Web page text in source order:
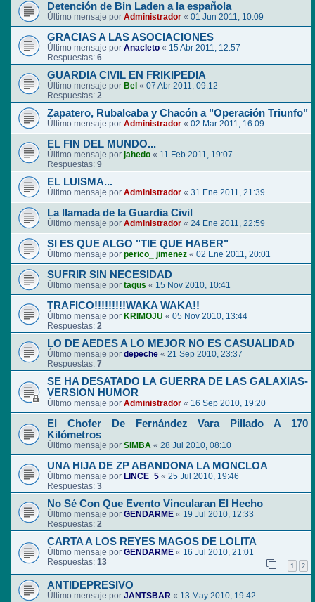
Detención de Bin Laden a la española
Último mensaje por Administrador « 01 Jun 2011, 10:09
GRACIAS A LAS ASOCIACIONES
Último mensaje por Anacleto « 15 Abr 2011, 12:57
Respuestas: 6
GUARDIA CIVIL EN FRIKIPEDIA
Último mensaje por Bel « 07 Abr 2011, 09:12
Respuestas: 2
Zapatero, Rubalcaba y Chacón a "Operación Triunfo"
Último mensaje por Administrador « 02 Mar 2011, 16:09
EL FIN DEL MUNDO...
Último mensaje por jahedo « 11 Feb 2011, 19:07
Respuestas: 9
EL LUISMA...
Último mensaje por Administrador « 31 Ene 2011, 21:39
La llamada de la Guardia Civil
Último mensaje por Administrador « 24 Ene 2011, 22:59
SI ES QUE ALGO "TIE QUE HABER"
Último mensaje por perico_ jimenez « 02 Ene 2011, 20:01
SUFRIR SIN NECESIDAD
Último mensaje por tagus « 15 Nov 2010, 10:41
TRAFICO!!!!!!!!!WAKA WAKA!!
Último mensaje por KRIMOJU « 05 Nov 2010, 13:44
Respuestas: 2
LO DE AEDES A LO MEJOR NO ES CASUALIDAD
Último mensaje por depeche « 21 Sep 2010, 23:37
Respuestas: 7
SE HA DESATADO LA GUERRA DE LAS GALAXIAS-
VERSION HUMOR
Último mensaje por Administrador « 16 Sep 2010, 19:20
El Chofer De Fernández Vara Pillado A 170
Kilómetros
Último mensaje por SIMBA « 28 Jul 2010, 08:10
UNA HIJA DE ZP ABANDONA LA MONCLOA
Último mensaje por LINCE_5 « 25 Jul 2010, 19:46
Respuestas: 3
No Sé Con Que Evento Vincularan El Hecho
Último mensaje por GENDARME « 19 Jul 2010, 12:33
Respuestas: 2
CARTA A LOS REYES MAGOS DE LOLITA
Último mensaje por GENDARME « 16 Jul 2010, 21:01
Respuestas: 13 1 2
ANTIDEPRESIVO
Último mensaje por JANTSBAR « 13 May 2010, 19:42